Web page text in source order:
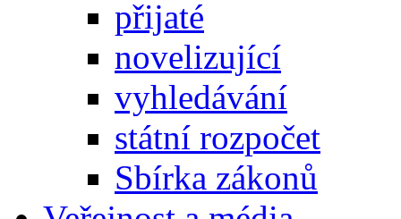
přijaté
novelizující
vyhledávání
státní rozpočet
Sbírka zákonů